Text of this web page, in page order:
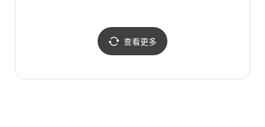
查看更多